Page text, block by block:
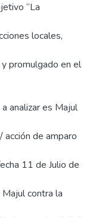
“La
locales,
promulgado en el
analizar es Majul
de amparo
11 de Julio de
contra la